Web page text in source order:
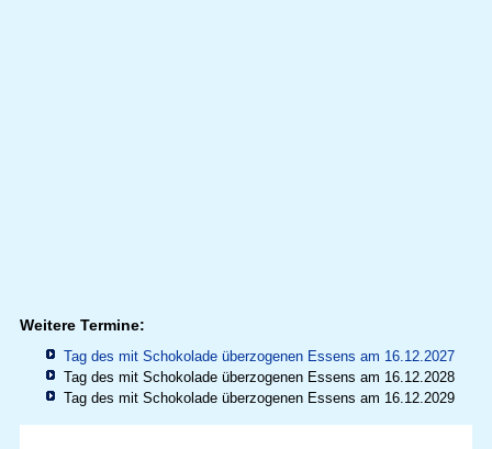
Weitere Termine:
Tag des mit Schokolade überzogenen Essens am 16.12.2027
Tag des mit Schokolade überzogenen Essens am 16.12.2028
Tag des mit Schokolade überzogenen Essens am 16.12.2029